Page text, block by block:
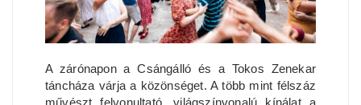
A zárónapon a Csángálló és a Tokos Zenekar
táncháza várja a közönséget. A több mint félszáz